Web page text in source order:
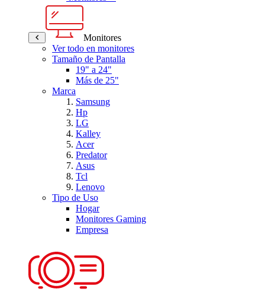
Monitores
Ver todo en monitores
Tamaño de Pantalla
19" a 24"
Más de 25"
Marca
Samsung
Hp
LG
Kalley
Acer
Predator
Asus
Tcl
Lenovo
Tipo de Uso
Hogar
Monitores Gaming
Empresa